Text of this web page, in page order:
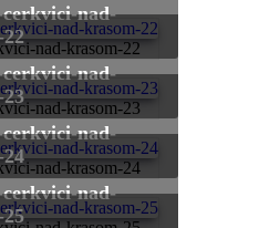
nad-krasom-22
nad-krasom-23
nad-krasom-24